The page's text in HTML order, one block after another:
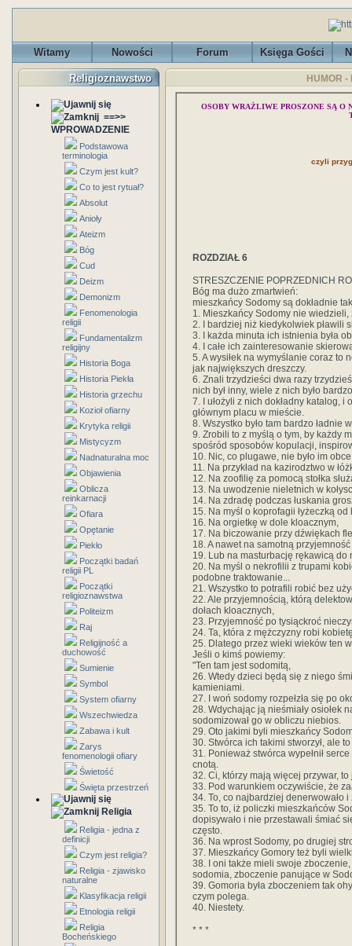
Witamy Nowości Forum Księga Gości
Religioznawstwo
==>>
WPROWADZENIE
Podstawowa
terminologia
Czym jest kult?
Co to jest rytuał?
Absolut
Anioły
Ateizm
Bóg
Cud
Deizm
Demonizm
Fenomenologia
religii
Fundamentalizm
religijny
Historia Boga
Historia Piekła
Historia grzechu
Kozioł ofiarny
Krytyka religii
Mistycyzm
Nadnaturalna moc
Objawienia
Oblicza
reinkarnacji
Ofiara
Opętanie
Piekło
Początki badań
religii PL
Początki
religioznawstwa
Politeizm
Raj
Religijność a
duchowość
Sumienie
Symbol
System ofiarny
Wszechwiedza
Zabawa i kult
Zarys
fenomenologii ofiary
Świetość
Święta przestrzeń
Religia
Religia - jedna z
definicji
Czym jest religia?
Religia - zjawisko
naturalne
Klasyfikacja religii
Etnologia religii
Religia
Bocheńskiego
HUMOR
OSOBY WRAŻLIWE PROSZONE SĄ O
czyli
ROZDZIAŁ 6
STRESZCZENIE POPRZEDNICH
Bóg ma dużo zmartwień:
mieszkańcy Sodomy są dokładnie
1. Mieszkańcy Sodomy nie
2. I bardziej niż kiedykolwiek pławili
3. I każda minuta ich istnienia była
4. I całe ich zainteresowanie
5. A wysiłek na wymyślanie coraz to
jak największych dreszczy.
6. Znali trzydzieści dwa razy
nich był inny, wiele z nich było
7. I ułożyli z nich dokładny katalog,
głównym placu w mieście.
8. Wszystko było tam bardzo ładnie
9. Zrobili to z myślą o tym, by każdy
spośród sposobów kopulacji,
10. Nic, co plugawe, nie było im
11. Na przykład na kazirodztwo w
12. Na zoofilię za pomocą stołka
13. Na uwodzenie nieletnich w
14. Na zdradę podczas łuskania
15. Na myśl o koprofagii łyżeczką od
16. Na orgietkę w dole kloacznym,
17. Na biczowanie przy dźwiękach
18. A nawet na samotną
19. Lub na masturbację rękawicą do
20. Na myśl o nekrofilii z trupami
podobne traktowanie...
21. Wszystko to potrafili robić bez
22. Ale przyjemnością, którą
dołach kloacznych,
23. Przyjemność po tysiąckroć
24. Ta, która z mężczyzny robi
25. Dlatego przez wieki wieków ten
Jeśli o kimś powiemy:
"Ten tam jest sodomitą,
26. Wtedy dzieci będą się z niego
kamieniami.
27. I woń sodomy rozpełzła się po
28. Wdychając ją nieśmiały osiołek
sodomizował go w obliczu niebios.
29. Oto jakimi byli mieszkańcy
30. Stwórca ich takimi stworzył, ale
31. Ponieważ stwórca wypełnił
cnotą.
32. Ci, którzy mają więcej przywar,
33. Pod warunkiem oczywiście, że
34. To, co najbardziej denerwowało i
35. To to, iż policzki mieszkańców
dopisywało i nie przestawali śmiać
często.
36. Na wprost Sodomy, po drugiej
37. Mieszkańcy Gomory też byli
38. I oni także mieli swoje
sodomia, zboczenie panujące w
39. Gomoria była zboczeniem tak
czym polega.
40. Niestety.
* * *